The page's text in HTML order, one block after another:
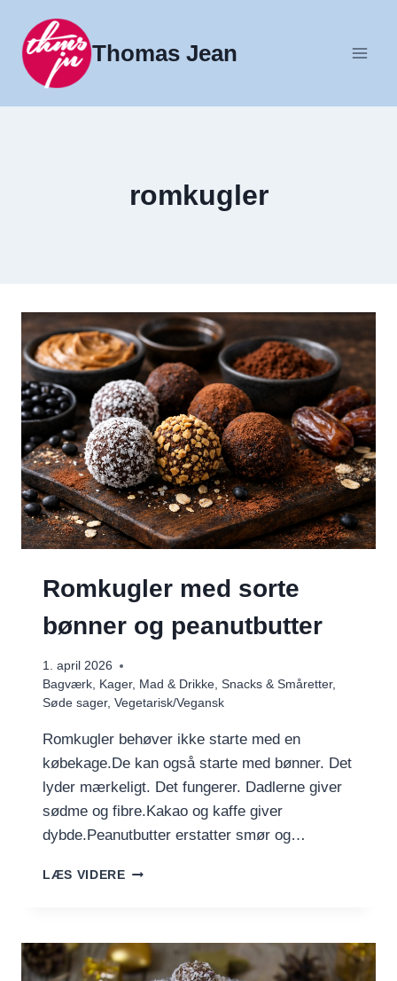
indhold
Thomas Jean
romkugler
Romkugler med sorte
bønner og peanutbutter
1. april 2026
Bagværk, Kager, Mad & Drikke, Snacks & Småretter,
Søde sager, Vegetarisk/Vegansk
Romkugler behøver ikke starte med en
købekage.De kan også starte med bønner. Det
lyder mærkeligt. Det fungerer. Dadlerne giver
sødme og fibre.Kakao og kaffe giver
dybde.Peanutbutter erstatter smør og…
LÆS VIDEREROMKUGLER
OG
PEANUTBUTTER